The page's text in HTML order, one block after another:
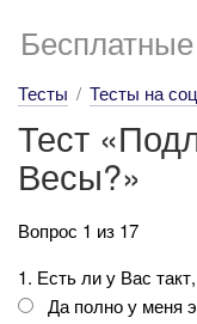
Тесты Тесты на
Тест
Весы?»
Вопрос 1 из 17
1. Есть ли у Вас
Да полно у меня